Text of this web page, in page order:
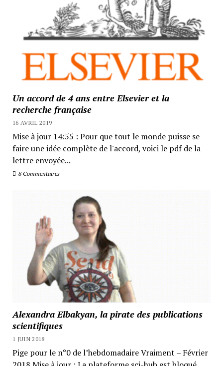
Un accord de 4 ans entre Elsevier et la
recherche française
16 AVRIL 2019
Mise à jour 14:55 : Pour que tout le monde puisse se
faire une idée complète de l'accord, voici le pdf de la
lettre envoyée...
8 Commentaires
Alexandra Elbakyan, la pirate des publications
scientifiques
1 JUIN 2018
Pige pour le n°0 de l’hebdomadaire Vraiment – Février